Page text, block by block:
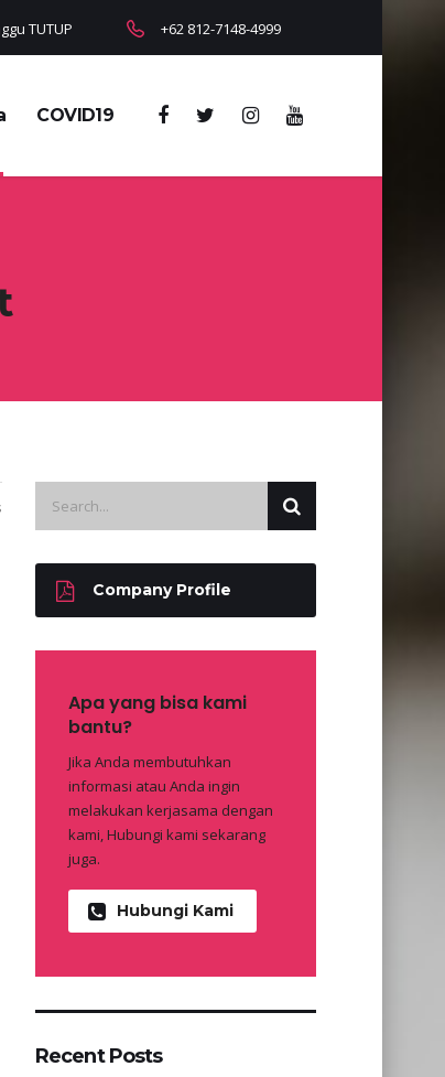
TUTUP +62 812-7148-4999
COVID19
Company Profile
Apa yang bisa kami
bantu?
Jika Anda membutuhkan
informasi atau Anda ingin
melakukan kerjasama dengan
kami, Hubungi kami sekarang
juga.
Hubungi Kami
Recent Posts